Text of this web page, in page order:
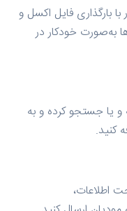
بارگذاری فایل اکسل و
خودکار در
و یا جستجو کرده و به
کنید.
اطلاعات،